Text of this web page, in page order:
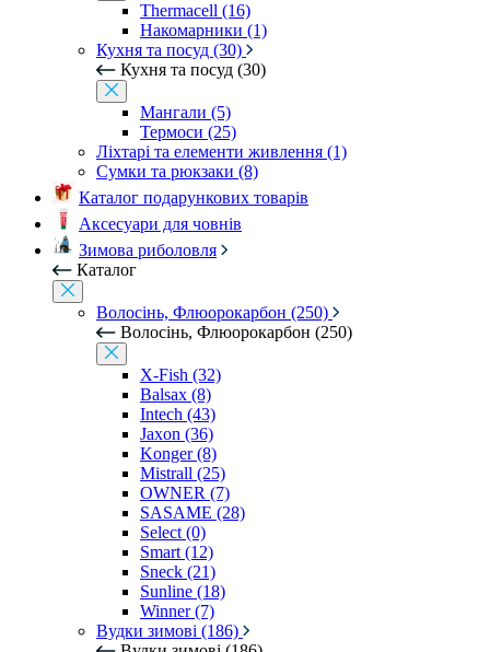
Thermacell (16)
Накомарники (1)
Кухня та посуд (30)
Кухня та посуд (30)
Мангали (5)
Термоси (25)
Ліхтарі та елементи живлення (1)
Сумки та рюкзаки (8)
Каталог подарункових товарів
Аксесуари для човнів
Зимова риболовля
Каталог
Волосінь, Флюорокарбон (250)
Волосінь, Флюорокарбон (250)
X-Fish (32)
Balsax (8)
Intech (43)
Jaxon (36)
Konger (8)
Mistrall (25)
OWNER (7)
SASAME (28)
Select (0)
Smart (12)
Sneck (21)
Sunline (18)
Winner (7)
Вудки зимові (186)